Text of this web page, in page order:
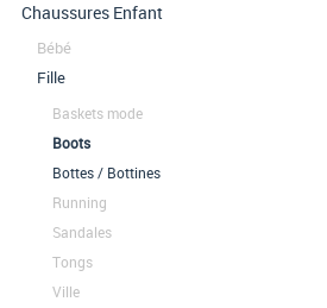
Chaussures Enfant
Bébé
Fille
Baskets mode
Boots
Bottes / Bottines
Running
Sandales
Tongs
Ville